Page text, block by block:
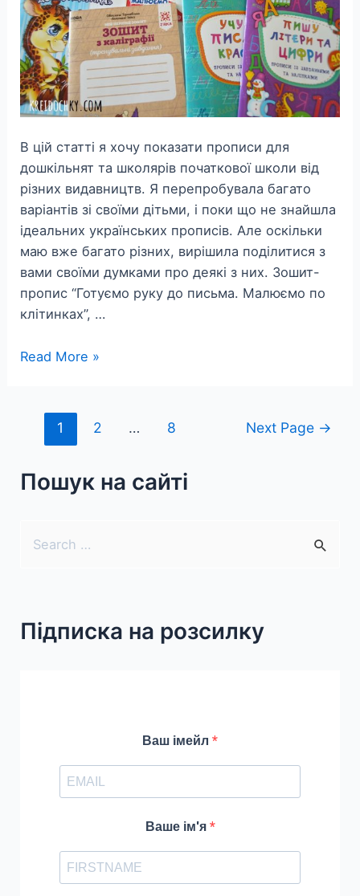
В цій статті я хочу показати прописи для
дошкільнят та школярів початкової школи від
різних видавництв. Я перепробувала багато
варіантів зі своїми дітьми, і поки що не знайшла
ідеальних українських прописів. Але оскільки
маю вже багато різних, вирішила поділитися з
вами своїми думками про деякі з них. Зошит-
пропис “Готуємо руку до письма. Малюємо по
клітинках”, …
Прописи
Read More »
pagination
1 2 … 8 Next Page →
Пошук на сайті
cПідписка на розсилку
Ваш імейл
Ваше ім'я